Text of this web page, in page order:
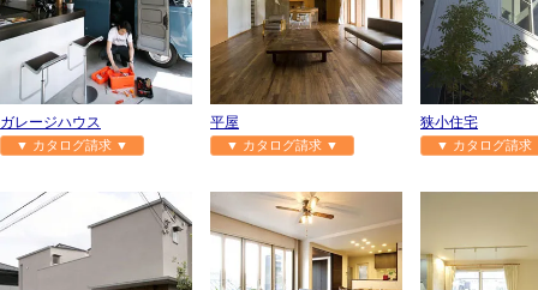
ガレージハウス
▼ カタログ請求 ▼
平屋
▼ カタログ請求 ▼
狭小住宅
▼ カタログ請